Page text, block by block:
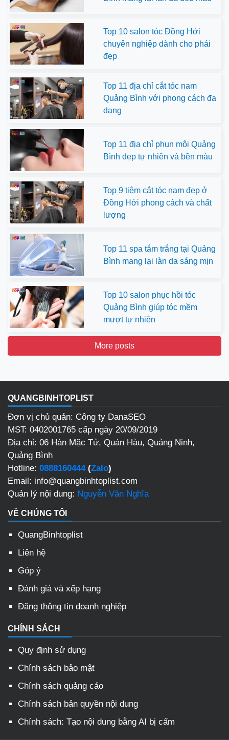
Top 10 salon tóc Đồng Hới
chuyên nghiệp dành cho phái
đẹp
Top 11 địa chỉ cắt tóc nam
Quảng Bình với phong cách đa
dạng
Top 11 địa chỉ phun môi Quảng
Bình đẹp tự nhiên và bền màu
Top 9 tiệm cắt tóc nam đẹp ở
Đồng Hới phong cách và chất
lượng
Top 11 spa tắm trắng tại Quảng
Bình mang lại làn da sáng mịn
Top 10 salon phục hồi tóc
Quảng Bình giúp tóc mềm
mượt tự nhiên
More posts
QUANGBINHTOPLIST
Đơn vị chủ quản: Công ty DanaSEO
MST: 0402001765 cấp ngày 20/09/2019
Địa chỉ: 06 Hàn Mặc Tử, Quán Hàu, Quảng Ninh,
Quảng Bình
Hotline: 0888160444(Zalo)
Email: info@quangbinhtoplist.com
Quản lý nội dung: Nguyễn Văn Nghĩa
VỀ CHÚNG TÔI
QuangBinhtoplist
Liên hệ
Góp ý
Đánh giá và xếp hạng
Đăng thông tin doanh nghiệp
CHÍNH SÁCH
Quy định sử dụng
Chính sách bảo mật
Chính sách quảng cáo
Chính sách bản quyền nội dung
Chính sách: Tạo nội dung bằng AI bị cấm